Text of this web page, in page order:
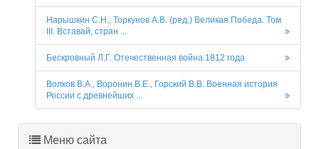
Нарышкин С.Н., Торкунов А.В. (ред.) Великая Победа. Том
III. Вставай, стран ...
Бескровный Л.Г. Отечественная война 1812 года
Волков В.А., Воронин В.Е., Горский В.В. Военная история
России с древнейших ...
Меню сайта